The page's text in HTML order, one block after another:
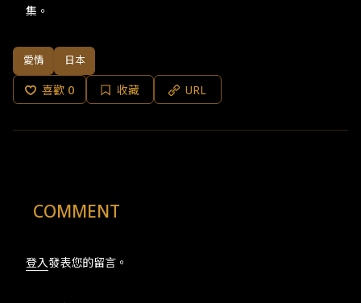
集。​
愛情 日本
喜歡 0 收藏 URL
COMMENT
登入發表您的留言。